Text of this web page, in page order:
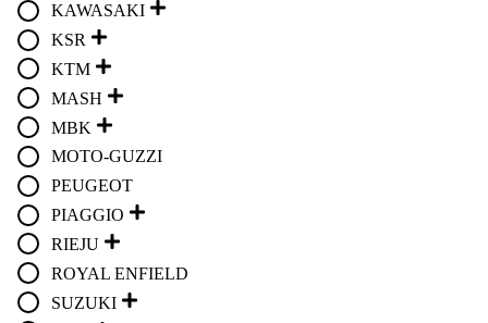
KAWASAKI
KSR
KTM
MASH
MBK
MOTO-GUZZI
PEUGEOT
PIAGGIO
RIEJU
ROYAL ENFIELD
SUZUKI